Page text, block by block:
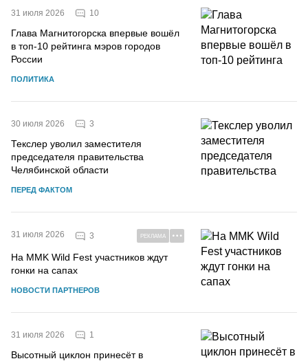
31 июля 2026 10
Глава Магнитогорска впервые вошёл
в топ-10 рейтинга мэров городов
России
ПОЛИТИКА
30 июля 2026 3
Текслер уволил заместителя
председателя правительства
Челябинской области
ПЕРЕД ФАКТОМ
31 июля 2026 3 РЕКЛАМА
На MMK Wild Fest участников ждут
гонки на сапах
НОВОСТИ ПАРТНЕРОВ
31 июля 2026 1
Высотный циклон принесёт в